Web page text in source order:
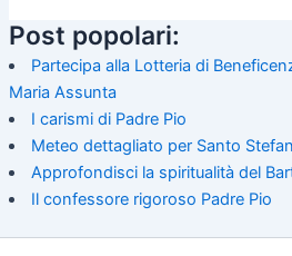
Post popolari:
Partecipa alla Lotteria di
Maria Assunta
I carismi di Padre Pio
Meteo dettagliato per Santo
Approfondisci la spiritualità del
Il confessore rigoroso Padre Pio